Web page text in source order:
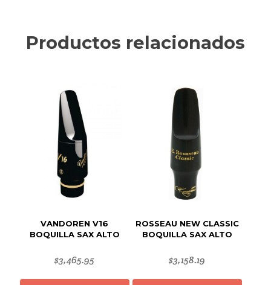
Productos relacionados
VANDOREN V16
BOQUILLA SAX ALTO
$3,465.95
Este
ROSSEAU NEW CLASSIC
BOQUILLA SAX ALTO
$3,158.19
Este